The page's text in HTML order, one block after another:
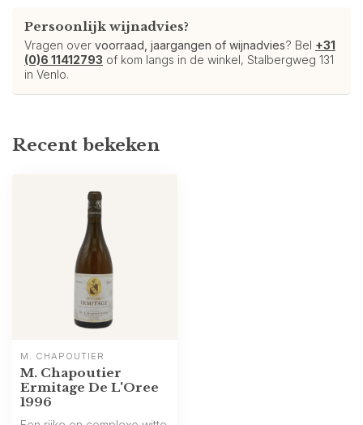
Persoonlijk wijnadvies?
Vragen over voorraad, jaargangen of wijnadvies? Bel +31
(0)6 11412793 of kom langs in de winkel, Stalbergweg 131
in Venlo.
Recent bekeken
M. CHAPOUTIER
M. Chapoutier
Ermitage De L'Oree
1996